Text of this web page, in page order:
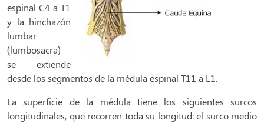
espinal C4 a T1
y la hinchazón
lumbar
(lumbosacra)
se extiende
desde los segmentos de la médula espinal T11 a L1.
La superficie de la médula tiene los siguientes surcos
longitudinales, que recorren toda su longitud: el surco medio